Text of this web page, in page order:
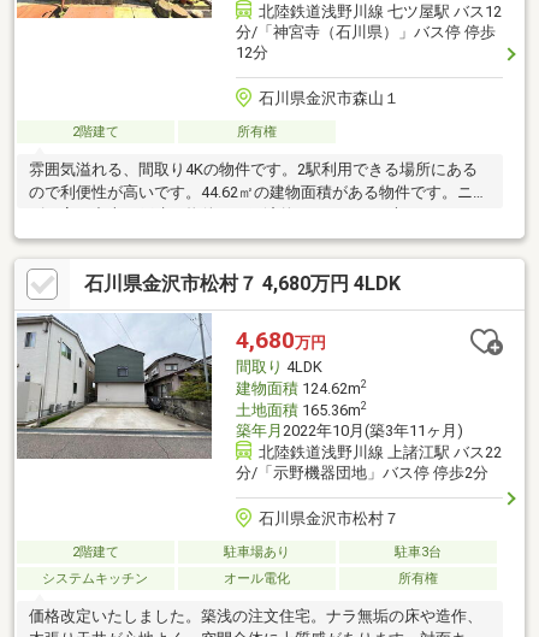
北陸鉄道浅野川線 七ツ屋駅 バス12
分/「神宮寺（石川県）」バス停 停歩
12分
石川県金沢市森山１
2階建て 所有権
雰囲気溢れる、間取り4Kの物件です。2駅利用できる場所にある
ので利便性が高いです。44.62㎡の建物面積がある物件です。ニー
140万円と、少しご予算を相談したい方にも適した物件です。建
築年月日が不明なため記載してある年数よりも古い場合がござい
ます。建築後50年以上経過、建築年月不詳
石川県金沢市松村７ 4,680万円 4LDK
4,680万円
間取り 4LDK
建物面積124.62m2
土地面積165.36m2
築年月 2022年10月(築3年11ヶ月)
北陸鉄道浅野川線 上諸江駅 バス22
分/「示野機器団地」バス停 停歩2分
石川県金沢市松村７
2階建て 駐車場あり
駐車3台
システムキッチン
オール電化 所有権
価格改定いたしました。築浅の注文住宅。ナラ無垢の床や造作、